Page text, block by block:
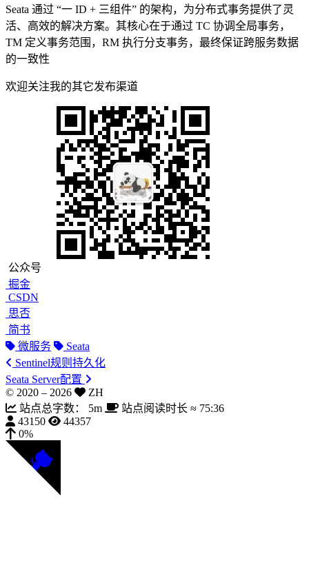
Seata 通过 “一 ID + 三组件” 的架构，为分布式事务提供了灵
活、高效的解决方案。其核心在于通过 TC 协调全局事务，
TM 定义事务范围，RM 执行分支事务，最终保证跨服务数据
的一致性
欢迎关注我的其它发布渠道
公众号
掘金
CSDN
思否
简书
微服务
Seata
Sentinel规则持久化
Seata Server配置
© 2020 – 2026
ZH
站点总字数：
5m 站点阅读时长 ≈ 75:36
43150
44357
0%